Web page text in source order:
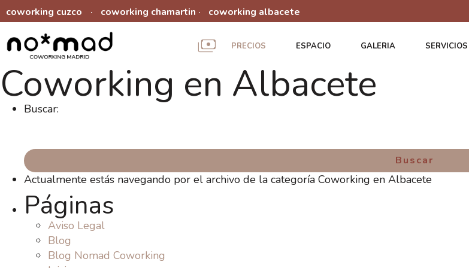
coworking cuzco · coworking chamartin · coworking albacete
PRECIOS ESPACIO GALERIA SERVICIOS
Coworking en Albacete
Buscar:
Actualmente estás navegando por el archivo de la categoría Coworking en Albacete
Páginas
Aviso Legal
Blog
Blog Nomad Coworking